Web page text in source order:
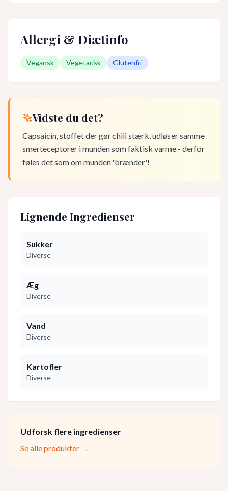
Allergi & Diætinfo
Vegansk Vegetarisk Glutenfri
Vidste du det?
Capsaicin, stoffet der gør chili stærk, udløser samme
smerteceptorer i munden som faktisk varme - derfor
føles det som om munden 'brænder'!
Lignende Ingredienser
Sukker
Diverse
Æg
Diverse
Vand
Diverse
Kartofler
Diverse
Udforsk flere ingredienser
Se alle produkter →